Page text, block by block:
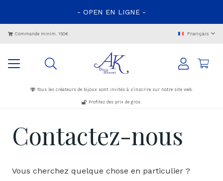
- OPEN EN LIGNE -
Commande minim. 150€ Français
Tous les créateurs de bijoux sont invités à s’inscrire sur notre site web.
Profitez des prix de gros.
Contactez-nous
Vous cherchez quelque chose en particulier ?